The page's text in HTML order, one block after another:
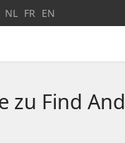
auswählen
NL FR EN
zu Find And